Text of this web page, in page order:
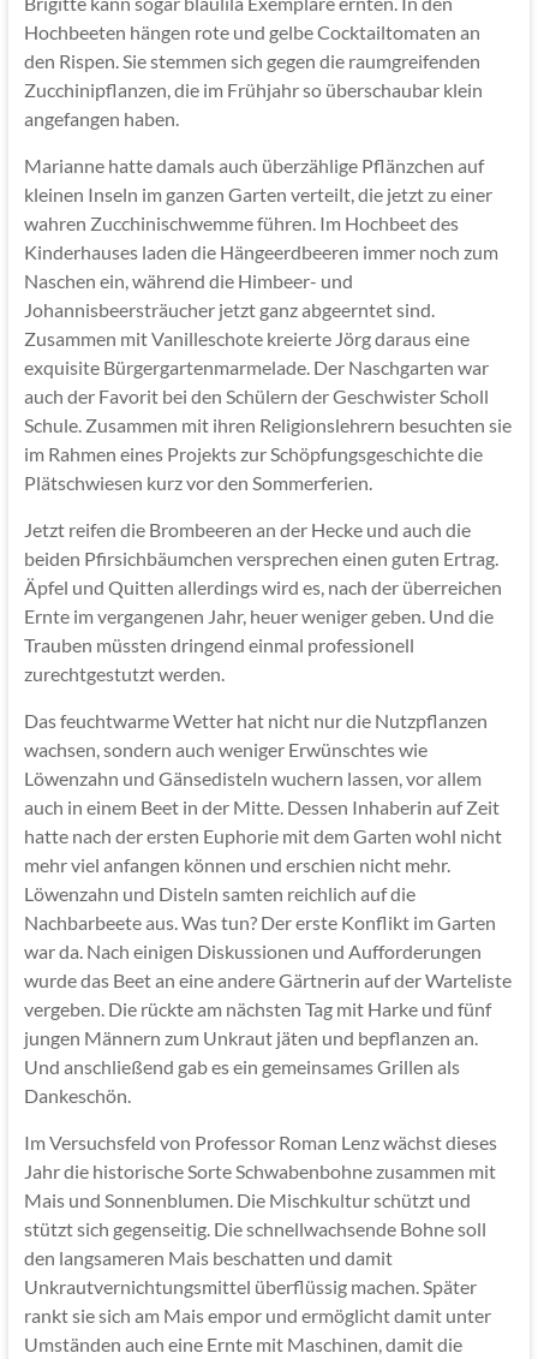
Hochbeeten hängen rote und gelbe Cocktailtomaten an
den Rispen. Sie stemmen sich gegen die raumgreifenden
Zucchinipflanzen, die im Frühjahr so überschaubar klein
angefangen haben.
Marianne hatte damals auch überzählige Pflänzchen auf
kleinen Inseln im ganzen Garten verteilt, die jetzt zu einer
wahren Zucchinischwemme führen. Im Hochbeet des
Kinderhauses laden die Hängeerdbeeren immer noch zum
Naschen ein, während die Himbeer- und
Johannisbeersträucher jetzt ganz abgeerntet sind.
Zusammen mit Vanilleschote kreierte Jörg daraus eine
exquisite Bürgergartenmarmelade. Der Naschgarten war
auch der Favorit bei den Schülern der Geschwister Scholl
Schule. Zusammen mit ihren Religionslehrern besuchten sie
im Rahmen eines Projekts zur Schöpfungsgeschichte die
Plätschwiesen kurz vor den Sommerferien.
Jetzt reifen die Brombeeren an der Hecke und auch die
beiden Pfirsichbäumchen versprechen einen guten Ertrag.
Äpfel und Quitten allerdings wird es, nach der überreichen
Ernte im vergangenen Jahr, heuer weniger geben. Und die
Trauben müssten dringend einmal professionell
zurechtgestutzt werden.
Das feuchtwarme Wetter hat nicht nur die Nutzpflanzen
wachsen, sondern auch weniger Erwünschtes wie
Löwenzahn und Gänsedisteln wuchern lassen, vor allem
auch in einem Beet in der Mitte. Dessen Inhaberin auf Zeit
hatte nach der ersten Euphorie mit dem Garten wohl nicht
mehr viel anfangen können und erschien nicht mehr.
Löwenzahn und Disteln samten reichlich auf die
Nachbarbeete aus. Was tun? Der erste Konflikt im Garten
war da. Nach einigen Diskussionen und Aufforderungen
wurde das Beet an eine andere Gärtnerin auf der Warteliste
vergeben. Die rückte am nächsten Tag mit Harke und fünf
jungen Männern zum Unkraut jäten und bepflanzen an.
Und anschließend gab es ein gemeinsames Grillen als
Dankeschön.
Im Versuchsfeld von Professor Roman Lenz wächst dieses
Jahr die historische Sorte Schwabenbohne zusammen mit
Mais und Sonnenblumen. Die Mischkultur schützt und
stützt sich gegenseitig. Die schnellwachsende Bohne soll
den langsameren Mais beschatten und damit
Unkrautvernichtungsmittel überflüssig machen. Später
rankt sie sich am Mais empor und ermöglicht damit unter
Umständen auch eine Ernte mit Maschinen, damit die